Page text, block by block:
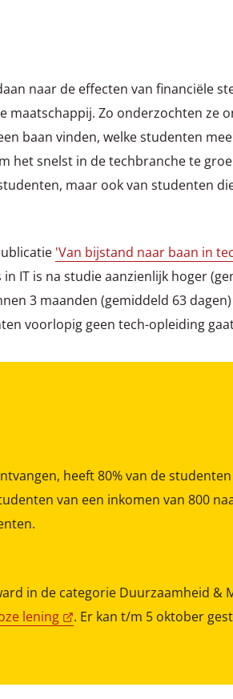
naar de effecten van financiële
Zo onderzochten ze
baan vinden, welke studenten
het snelst in de techbranche te
maar ook van studenten
'Van bijstand naar baan in
IT is na studie aanzienlijk hoger
3 maanden (gemiddeld 63
voorlopig geen tech-opleiding
heeft 80% van de
van een inkomen van 800
in de categorie Duurzaamheid &
lening
. Er kan t/m 5 oktober